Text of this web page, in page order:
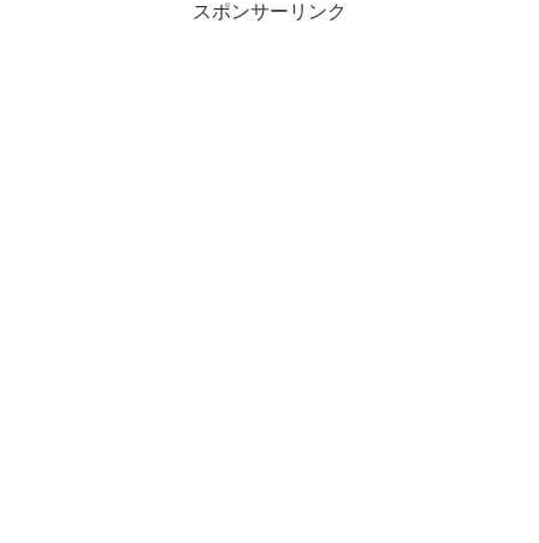
スポンサーリンク